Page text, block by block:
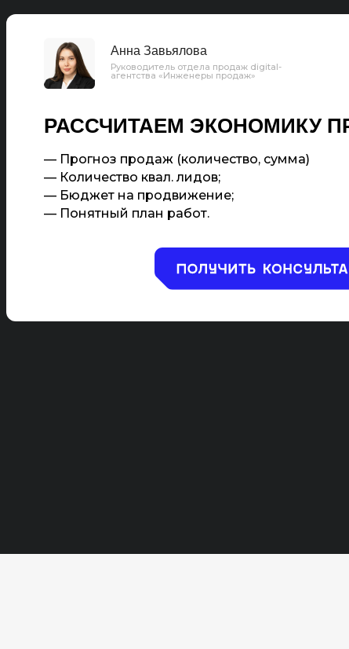
Руководитель отдела продаж digital-
агентства «Инженеры продаж»
Анна Завьялова
РАССЧИТАЕМ ЭКОНОМИКУ
— Прогноз продаж (количество, сумма)
— Количество квал. лидов;
— Бюджет на продвижение;
— Понятный план работ.